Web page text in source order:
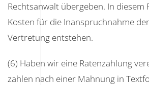
Rechtsanwalt übergeben. In diesem
Kosten für die Inanspruchnahme
Vertretung entstehen.
(6) Haben wir eine Ratenzahlung
zahlen nach einer Mahnung in